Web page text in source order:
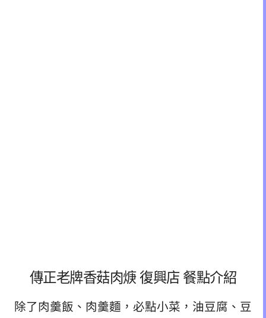
傳正老牌香菇肉焿 復興店 餐點介紹
除了肉羹飯、肉羹麵，必點小菜，油豆腐、豆